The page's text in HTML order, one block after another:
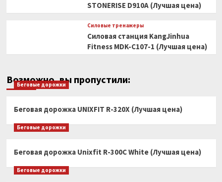
STONERISE D910A (Лучшая цена)
Силовые тренажеры
Силовая станция KangJinhua
Fitness MDK-C107-1 (Лучшая цена)
Возможно, вы пропустили:
Беговые дорожки
Беговая дорожка UNIXFIT R-320X (Лучшая цена)
Беговые дорожки
Беговая дорожка Unixfit R-300C White (Лучшая цена)
Беговые дорожки